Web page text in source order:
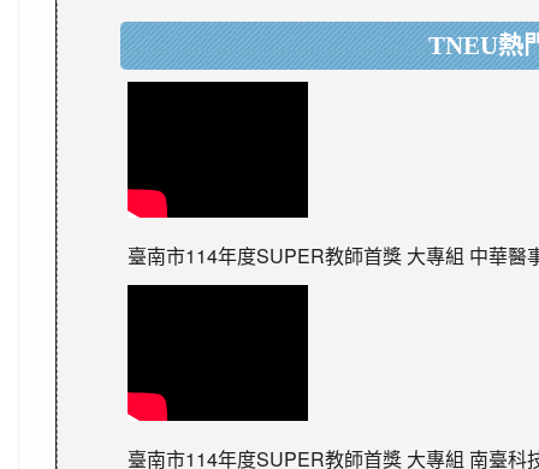
TNEU熱
臺南市114年度SUPER教師首獎 大專組 中華醫
臺南市114年度SUPER教師首獎 大專組 南臺科